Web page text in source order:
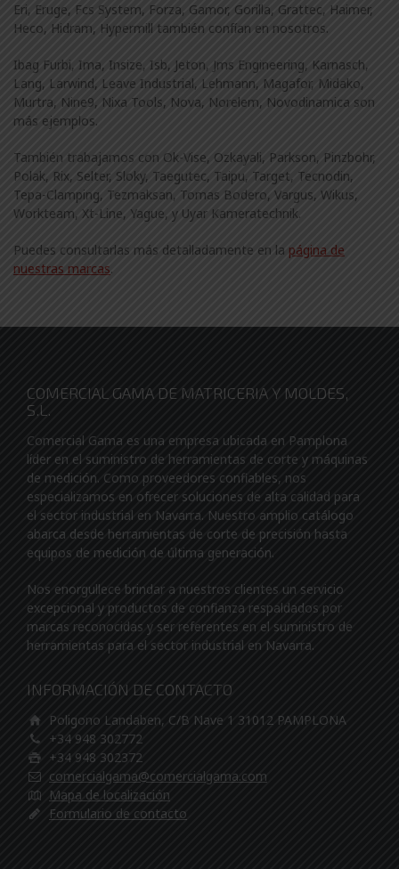
Eri, Eruge, Fcs System, Forza, Gamor, Gorilla, Grattec, Haimer,
Heco, Hidram, Hypermill también confían en nosotros.
Ibag Furbi, Ima, Insize, Isb, Jeton, Jms Engineering, Karnasch,
Lang, Larwind, Leave Industrial, Lehmann, Magafor, Midako,
Murtra, Nine9, Nixa Tools, Nova, Norelem, Novodinamica son
más ejemplos.
También trabajamos con Ok-Vise, Ozkayali, Parkson, Pinzbohr,
Polak, Rix, Selter, Sloky, Taegutec, Taipu, Target, Tecnodin,
Tepa-Clamping, Tezmaksan, Tomas Bodero, Vargus, Wikus,
Workteam, Xt-Line, Yague, y Uyar Kameratechnik.
Puedes consultarlas más detalladamente en la página de
nuestras marcas.
COMERCIAL GAMA DE MATRICERIA Y MOLDES,
S.L.
Comercial Gama es una empresa ubicada en Pamplona
líder en el suministro de herramientas de corte y máquinas
de medición. Como proveedores confiables, nos
especializamos en ofrecer soluciones de alta calidad para
el sector industrial en Navarra. Nuestro amplio catálogo
abarca desde herramientas de corte de precisión hasta
equipos de medición de última generación.
Nos enorgullece brindar a nuestros clientes un servicio
excepcional y productos de confianza respaldados por
marcas reconocidas y ser referentes en el suministro de
herramientas para el sector industrial en Navarra.
INFORMACIÓN DE CONTACTO
Poligono Landaben, C/B Nave 1 31012 PAMPLONA
+34 948 302772
+34 948 302372
comercialgama@comercialgama.com
Mapa de localización
Formulario de contacto